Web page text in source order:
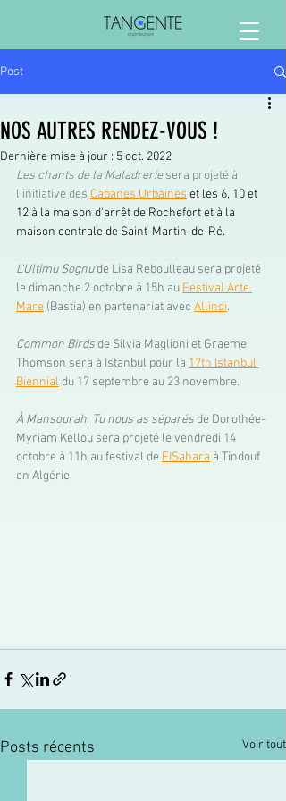
Post
NOS AUTRES RENDEZ-VOUS !
Dernière mise à jour : 5 oct. 2022
Les chants de la Maladrerie sera projeté à
l'initiative des Cabanes Urbaines et les 6, 10 et
12 à la maison d'arrêt de Rochefort et à la
maison centrale de Saint-Martin-de-Ré.
L'Ultimu Sognu de Lisa Reboulleau sera projeté
le dimanche 2 octobre à 15h au Festival Arte
Mare (Bastia) en partenariat avec Allindi.
Common Birds de Silvia Maglioni et Graeme
Thomson sera à Istanbul pour la 17th Istanbul
Biennial du 17 septembre au 23 novembre.
À Mansourah, Tu nous as séparés de Dorothée-
Myriam Kellou sera projeté le vendredi 14
octobre à 11h au festival de FISahara à Tindouf
en Algérie.
Posts récents Voir tout